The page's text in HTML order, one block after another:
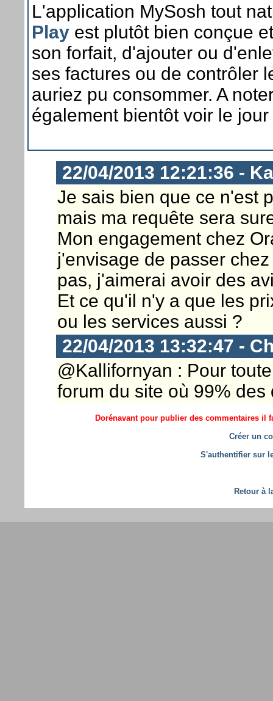
L'application MySosh tout
Play est plutôt bien conçue
son forfait, d'ajouter ou
ses factures ou de contrôler
auriez pu consommer. A
également bientôt voir le
22/04/2013 12:21:36 -
Je sais bien que ce n'est
mais ma requête sera
Mon engagement chez
j'envisage de passer
pas, j'aimerai avoir des
Et ce qu'il n'y a que les
ou les services aussi ?
22/04/2013 13:32:47 -
@Kallifornyan : Pour
forum du site où 99%
Dorénavant pour publier des commentaires il
Créer un
S'authentifier sur
Retour à